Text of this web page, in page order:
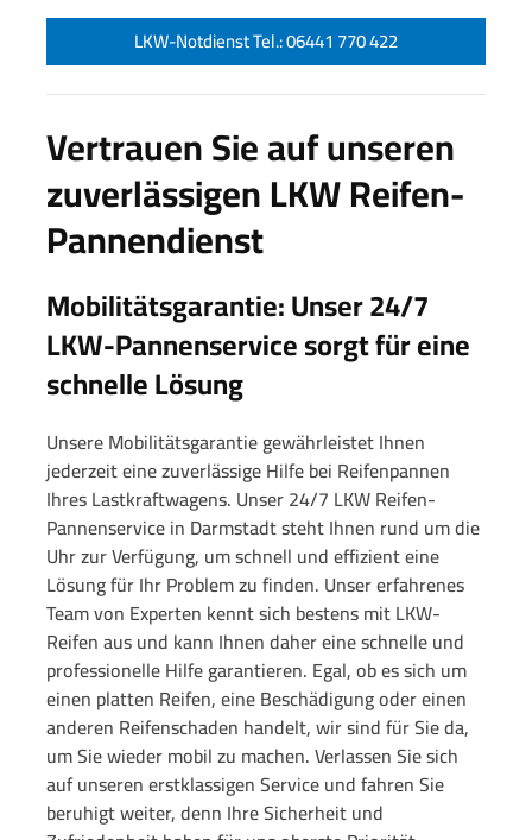
LKW-Notdienst Tel.: 06441 770 422
Vertrauen Sie auf unseren
zuverlässigen LKW Reifen-
Pannendienst
Mobilitätsgarantie: Unser 24/7
LKW-Pannenservice sorgt für eine
schnelle Lösung
Unsere Mobilitätsgarantie gewährleistet Ihnen
jederzeit eine zuverlässige Hilfe bei Reifenpannen
Ihres Lastkraftwagens. Unser 24/7 LKW Reifen-
Pannenservice in Darmstadt steht Ihnen rund um die
Uhr zur Verfügung, um schnell und effizient eine
Lösung für Ihr Problem zu finden. Unser erfahrenes
Team von Experten kennt sich bestens mit LKW-
Reifen aus und kann Ihnen daher eine schnelle und
professionelle Hilfe garantieren. Egal, ob es sich um
einen platten Reifen, eine Beschädigung oder einen
anderen Reifenschaden handelt, wir sind für Sie da,
um Sie wieder mobil zu machen. Verlassen Sie sich
auf unseren erstklassigen Service und fahren Sie
beruhigt weiter, denn Ihre Sicherheit und